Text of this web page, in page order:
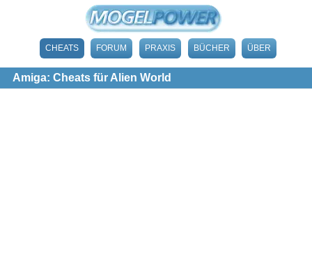
CHEATS FORUM PRAXIS BÜCHER ÜBER
Amiga: Cheats für Alien World